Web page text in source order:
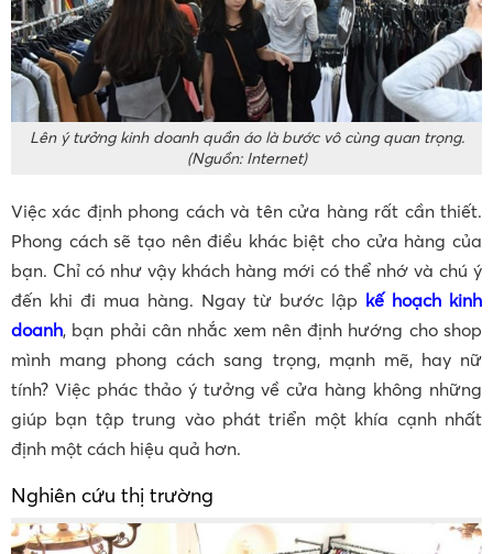
Lên ý tưởng kinh doanh quần áo là bước vô cùng quan trọng.
(Nguồn: Internet)
Việc xác định phong cách và tên cửa hàng rất cần thiết.
Phong cách sẽ tạo nên điều khác biệt cho cửa hàng của
bạn. Chỉ có như vậy khách hàng mới có thể nhớ và chú ý
đến khi đi mua hàng. Ngay từ bước lập kế hoạch kinh
doanh, bạn phải cân nhắc xem nên định hướng cho shop
mình mang phong cách sang trọng, mạnh mẽ, hay nữ
tính? Việc phác thảo ý tưởng về cửa hàng không những
giúp bạn tập trung vào phát triển một khía cạnh nhất
định một cách hiệu quả hơn.
Nghiên cứu thị trường